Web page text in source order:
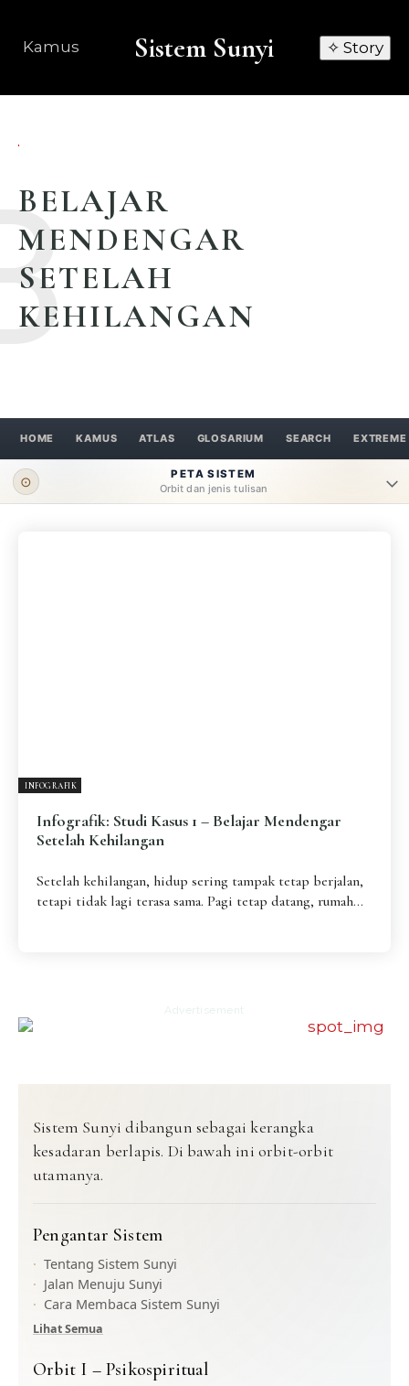
Kamus Sistem Sunyi ✧ Story
BELAJAR
MENDENGAR
SETELAH
KEHILANGAN
HOME KAMUS ATLAS GLOSARIUM SEARCH EXTREME
⊙
PETA SISTEM
Orbit dan jenis tulisan
EXTREME DISTORTION
INFOGRAFIK
Infografik: Studi Kasus 1 – Belajar Mendengar
Setelah Kehilangan
Setelah kehilangan, hidup sering tampak tetap berjalan,
tetapi tidak lagi terasa sama. Pagi tetap datang, rumah...
Advertisement
Sistem Sunyi dibangun sebagai kerangka
kesadaran berlapis. Di bawah ini orbit-orbit
utamanya.
Pengantar Sistem
Tentang Sistem Sunyi
Jalan Menuju Sunyi
Cara Membaca Sistem Sunyi
Lihat Semua
Orbit I – Psikospiritual